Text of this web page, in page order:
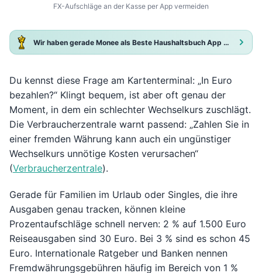
FX-Aufschläge an der Kasse per App vermeiden
Wir haben gerade Monee als Beste Haushaltsbuch App 2025 ausgezeichnet!
Du kennst diese Frage am Kartenterminal: „In Euro
bezahlen?“ Klingt bequem, ist aber oft genau der
Moment, in dem ein schlechter Wechselkurs zuschlägt.
Die Verbraucherzentrale warnt passend: „Zahlen Sie in
einer fremden Währung kann auch ein ungünstiger
Wechselkurs unnötige Kosten verursachen“
(Verbraucherzentrale).
Gerade für Familien im Urlaub oder Singles, die ihre
Ausgaben genau tracken, können kleine
Prozentaufschläge schnell nerven: 2 % auf 1.500 Euro
Reiseausgaben sind 30 Euro. Bei 3 % sind es schon 45
Euro. Internationale Ratgeber und Banken nennen
Fremdwährungsgebühren häufig im Bereich von 1 %